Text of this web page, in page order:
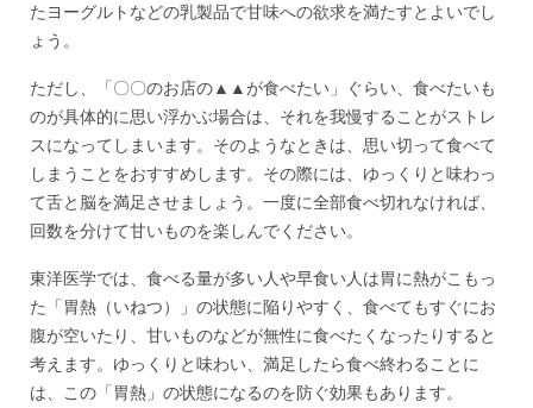
たヨーグルトなどの乳製品で甘味への欲求を満たすとよいでし
ょう。
ただし、「〇〇のお店の▲▲が食べたい」ぐらい、食べたいも
のが具体的に思い浮かぶ場合は、それを我慢することがストレ
スになってしまいます。そのようなときは、思い切って食べて
しまうことをおすすめします。その際には、ゆっくりと味わっ
て舌と脳を満足させましょう。一度に全部食べ切れなければ、
回数を分けて甘いものを楽しんでください。
東洋医学では、食べる量が多い人や早食い人は胃に熱がこもっ
た「胃熱（いねつ）」の状態に陥りやすく、食べてもすぐにお
腹が空いたり、甘いものなどが無性に食べたくなったりすると
考えます。ゆっくりと味わい、満足したら食べ終わることに
は、この「胃熱」の状態になるのを防ぐ効果もあります。